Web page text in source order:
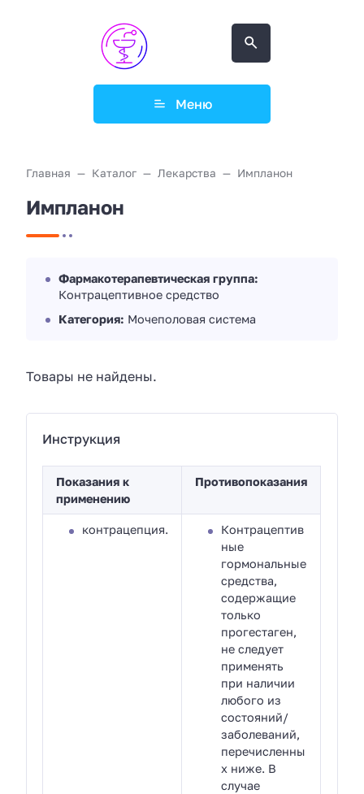
Меню
Главная Каталог Лекарства Импланон
Импланон
Фармакотерапевтическая группа:
Контрацептивное средство
Категория: Мочеполовая система
Товары не найдены.
Инструкция
Показания к
применению
Противопоказания
контрацепция.
Контрацептив
ные
гормональные
средства,
содержащие
только
прогестаген,
не следует
применять
при наличии
любого из
состояний/
заболеваний,
перечисленны
х ниже. В
случае